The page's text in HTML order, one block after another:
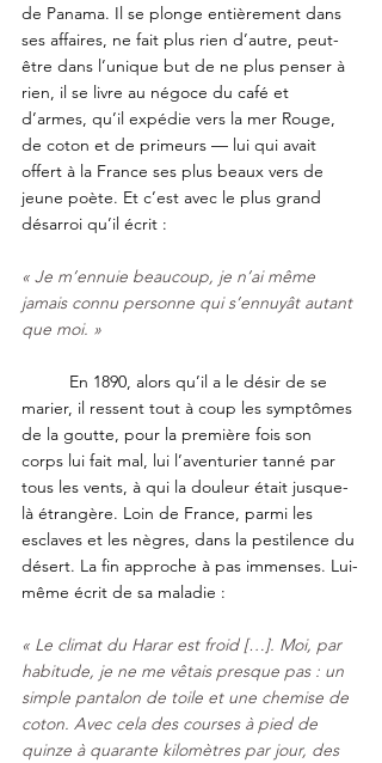
de Panama. Il se plonge entièrement dans
ses affaires, ne fait plus rien d’autre, peut-
être dans l’unique but de ne plus penser à
rien, il se livre au négoce du café et
d’armes, qu’il expédie vers la mer Rouge,
de coton et de primeurs — lui qui avait
offert à la France ses plus beaux vers de
jeune poète. Et c’est avec le plus grand
désarroi qu’il écrit :
« Je m’ennuie beaucoup, je n’ai même
jamais connu personne qui s’ennuyât autant
que moi. »
marier, il ressent tout à coup les symptômes
de la goutte, pour la première fois son
corps lui fait mal, lui l’aventurier tanné par
tous les vents, à qui la douleur était jusque-
là étrangère. Loin de France, parmi les
esclaves et les nègres, dans la pestilence du
désert. La fin approche à pas immenses. Lui-
même écrit de sa maladie :
« Le climat du Harar est froid […]. Moi, par
habitude, je ne me vêtais presque pas : un
simple pantalon de toile et une chemise de
coton. Avec cela des courses à pied de
quinze à quarante kilomètres par jour, des